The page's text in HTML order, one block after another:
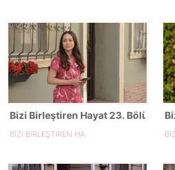
Bizi Birleştiren Hayat 23. Bölüm